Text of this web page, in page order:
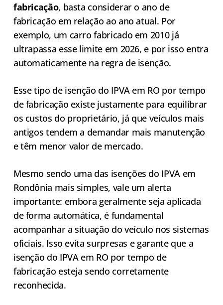
fabricação, basta considerar o ano de
fabricação em relação ao ano atual. Por
exemplo, um carro fabricado em 2010 já
ultrapassa esse limite em 2026, e por isso entra
automaticamente na regra de isenção.
Esse tipo de isenção do IPVA em RO por tempo
de fabricação existe justamente para equilibrar
os custos do proprietário, já que veículos mais
antigos tendem a demandar mais manutenção
e têm menor valor de mercado.
Mesmo sendo uma das isenções do IPVA em
Rondônia mais simples, vale um alerta
importante: embora geralmente seja aplicada
de forma automática, é fundamental
acompanhar a situação do veículo nos sistemas
oficiais. Isso evita surpresas e garante que a
isenção do IPVA em RO por tempo de
fabricação esteja sendo corretamente
reconhecida.